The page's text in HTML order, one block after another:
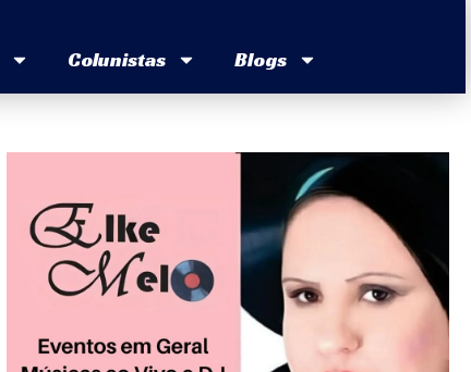
Colunistas Blogs